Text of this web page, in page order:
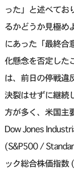
った」と述べてお
るかどうか見極め
にあった「最終合
化懸念を否定した
は、前日の停戦違
決裂はせずに継続
方が多く、米国主
Dow Jones
(S&P500 /
ック総合株価指数